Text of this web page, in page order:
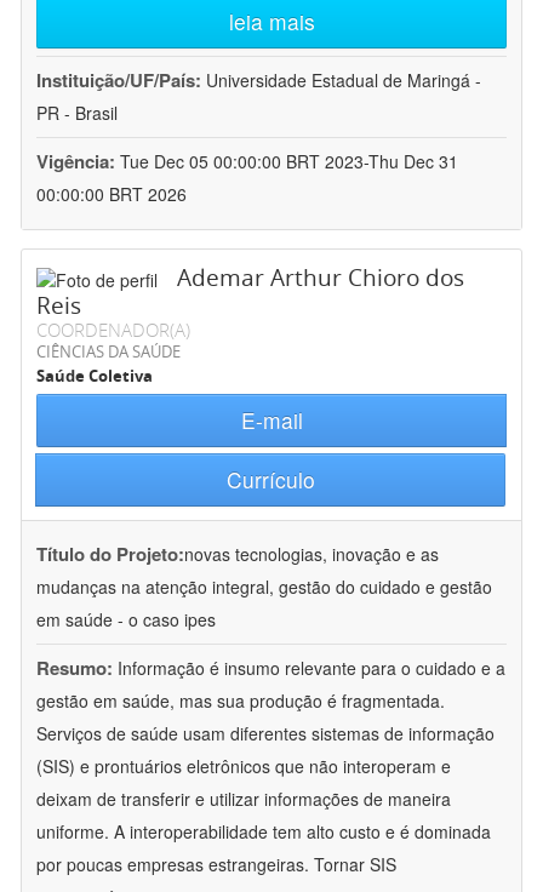
leia mais
Instituição/UF/País: Universidade Estadual de Maringá -
PR - Brasil
Vigência: Tue Dec 05 00:00:00 BRT 2023-Thu Dec 31
00:00:00 BRT 2026
Ademar Arthur Chioro dos
Reis
COORDENADOR(A)
CIÊNCIAS DA SAÚDE
Saúde Coletiva
E-mail
Currículo
Título do Projeto:novas tecnologias, inovação e as
mudanças na atenção integral, gestão do cuidado e gestão
em saúde - o caso ipes
Resumo: Informação é insumo relevante para o cuidado e a
gestão em saúde, mas sua produção é fragmentada.
Serviços de saúde usam diferentes sistemas de informação
(SIS) e prontuários eletrônicos que não interoperam e
deixam de transferir e utilizar informações de maneira
uniforme. A interoperabilidade tem alto custo e é dominada
por poucas empresas estrangeiras. Tornar SIS